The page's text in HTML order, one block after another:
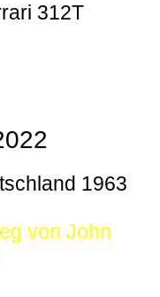
312T
1963
von John